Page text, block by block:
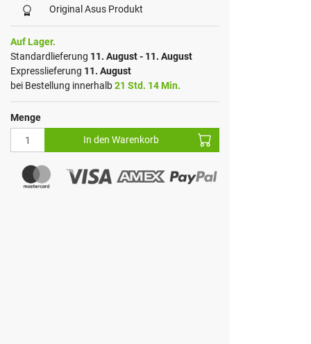
Original Asus Produkt
Auf Lager.
Standardlieferung 11. August - 11. August
Expresslieferung 11. August
bei Bestellung innerhalb21 Std. 14 Min.
Menge
In den Warenkorb